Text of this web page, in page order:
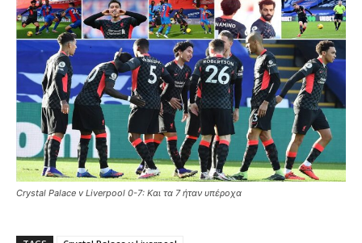
Crystal Palace v Liverpool 0-7: Και τα 7 ήταν υπέροχα